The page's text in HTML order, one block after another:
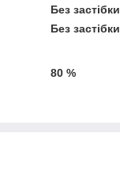
Без застібки
Без застібки
80 %